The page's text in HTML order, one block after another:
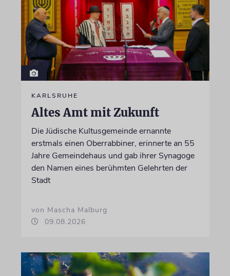
KARLSRUHE
Altes Amt mit Zukunft
Die Jüdische Kultusgemeinde ernannte
erstmals einen Oberrabbiner, erinnerte an 55
Jahre Gemeindehaus und gab ihrer Synagoge
den Namen eines berühmten Gelehrten der
Stadt
von Mascha Malburg
09.08.2026